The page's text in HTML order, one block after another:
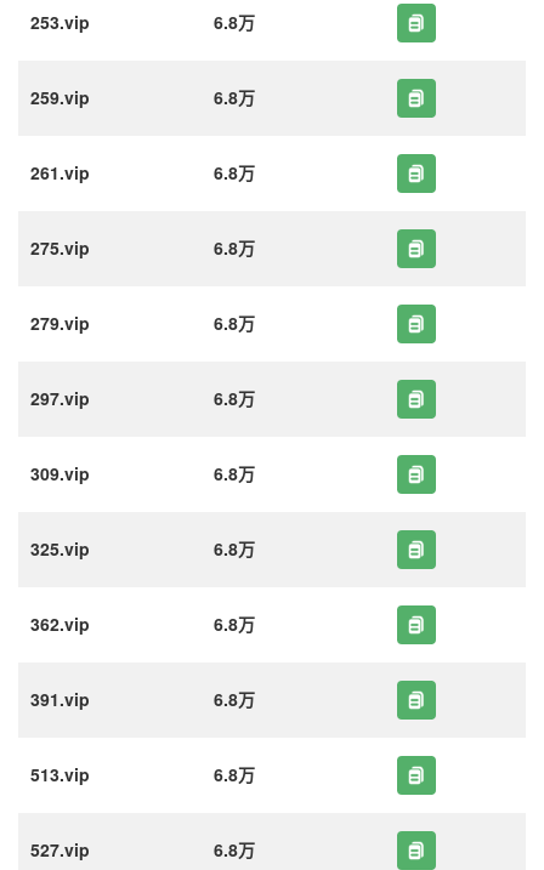
253.vip 6.8万
259.vip 6.8万
261.vip 6.8万
275.vip 6.8万
279.vip 6.8万
297.vip 6.8万
309.vip 6.8万
325.vip 6.8万
362.vip 6.8万
391.vip 6.8万
513.vip 6.8万
527.vip 6.8万